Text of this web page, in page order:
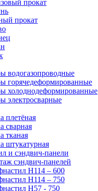
прокат
прокат
водогазопроводные
горячедеформированные
холоднодеформированные
электросварные
плетёная
сварная
тканая
штукатурная
и сэндвич-панели
сэндвич-панелей
Н114 – 600
Н114 – 750
Н57 - 750